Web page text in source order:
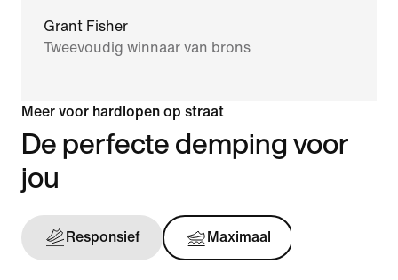
Grant Fisher
Tweevoudig winnaar van brons
Meer voor hardlopen op straat
De perfecte demping voor
jou
Responsief Maximaal